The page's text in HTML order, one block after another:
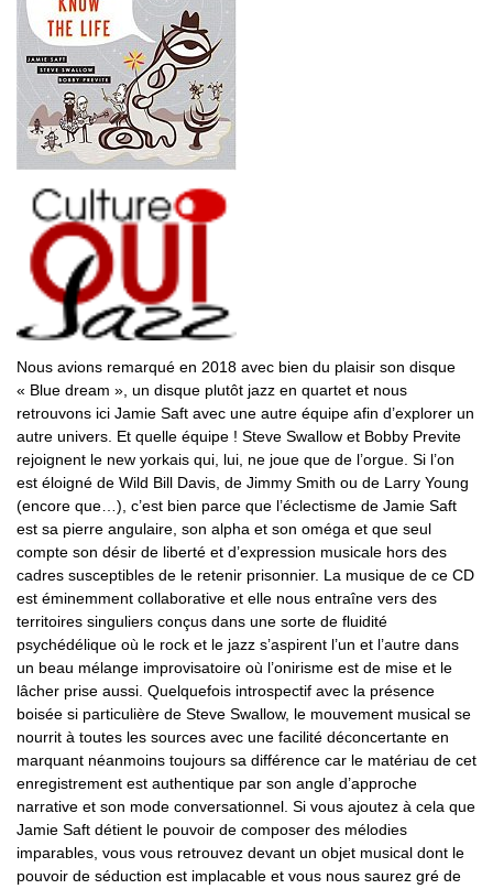
Nous avions remarqué en 2018 avec bien du plaisir son disque
« Blue dream », un disque plutôt jazz en quartet et nous
retrouvons ici Jamie Saft avec une autre équipe afin d’explorer un
autre univers. Et quelle équipe ! Steve Swallow et Bobby Previte
rejoignent le new yorkais qui, lui, ne joue que de l’orgue. Si l’on
est éloigné de Wild Bill Davis, de Jimmy Smith ou de Larry Young
(encore que…), c’est bien parce que l’éclectisme de Jamie Saft
est sa pierre angulaire, son alpha et son oméga et que seul
compte son désir de liberté et d’expression musicale hors des
cadres susceptibles de le retenir prisonnier. La musique de ce CD
est éminemment collaborative et elle nous entraîne vers des
territoires singuliers conçus dans une sorte de fluidité
psychédélique où le rock et le jazz s’aspirent l’un et l’autre dans
un beau mélange improvisatoire où l’onirisme est de mise et le
lâcher prise aussi. Quelquefois introspectif avec la présence
boisée si particulière de Steve Swallow, le mouvement musical se
nourrit à toutes les sources avec une facilité déconcertante en
marquant néanmoins toujours sa différence car le matériau de cet
enregistrement est authentique par son angle d’approche
narrative et son mode conversationnel. Si vous ajoutez à cela que
Jamie Saft détient le pouvoir de composer des mélodies
imparables, vous vous retrouvez devant un objet musical dont le
pouvoir de séduction est implacable et vous nous saurez gré de